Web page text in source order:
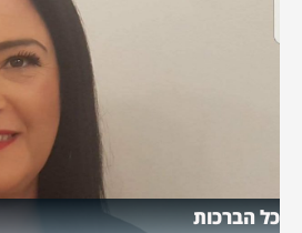
כל הברכות